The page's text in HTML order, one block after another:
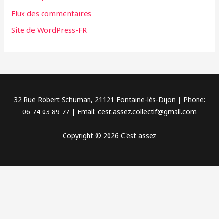
Flux des commentaires
Site de WordPress-FR
32 Rue Robert Schuman, 21121 Fontaine-lès-Dijon | Phone:
06 74 03 89 77 | Email: cest.assez.collectif@gmail.com
Copyright © 2026 C'est assez